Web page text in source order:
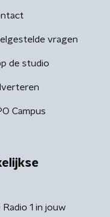
vragen
de studio
Campus
1 in jouw